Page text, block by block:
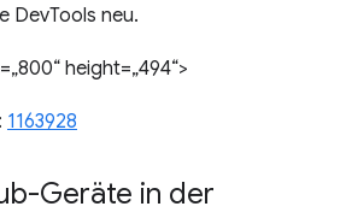
DevTools neu.
height=„494“>
1163928
Geräte in der